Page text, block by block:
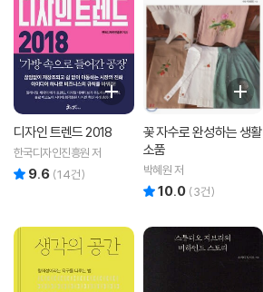
디자인 트렌드 2018
한국디자인진흥원 저
9.6 (14건)
꽃 자수로 완성하는 생활
소품
박혜원 저
10.0 (3건)